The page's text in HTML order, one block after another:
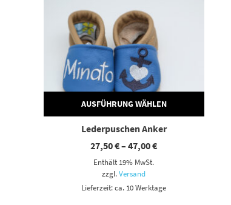
AUSFÜHRUNG WÄHLEN
Lederpuschen Anker
27,50€–47,00€Preisspanne:
Enthält 19% MwSt.
zzgl.Versand
Lieferzeit: ca. 10 Werktage